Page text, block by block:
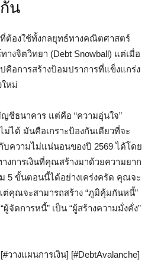
น
ต้องใช้ทั้งกลยุทธ์ทางคณิตศาสตร์
างจิตวิทยา (Debt Snowball) แต่เมื่อ
คือการสร้างป้อมปราการที่แข็งแกร่ง
หม่
ชีธนาคาร แต่คือ “ความอุ่นใจ”
ม่ได้ มันคือเกราะป้องกันเดียวที่จะ
ความไม่แน่นอนของปี 2569 ได้โดย
งการเงินที่คุณสร้างมาด้วยความยาก
5 ขั้นตอนนี้ได้อย่างเคร่งครัด คุณจะ
คุณจะสามารถสร้าง “ภูมิคุ้มกันหนี้”
จัดการหนี้” เป็น “ผู้สร้างความมั่งคั่ง”
วางแผนการเงิน] [#DebtAvalanche]